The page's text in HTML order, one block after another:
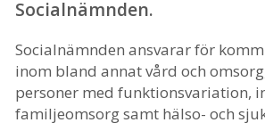
Socialnämnden.
Socialnämnden ansvarar för
inom bland annat vård och
personer med funktionsvariation,
familjeomsorg samt hälso- och